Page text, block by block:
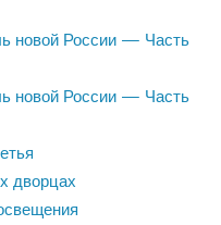
новой России — Часть
новой России — Часть
дворцах